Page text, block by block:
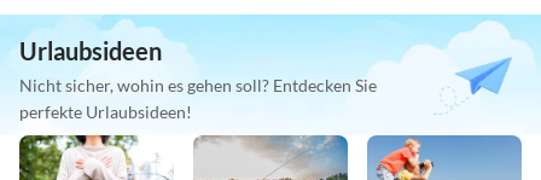
Urlaubsideen
Nicht sicher, wohin es gehen soll? Entdecken Sie
perfekte Urlaubsideen!